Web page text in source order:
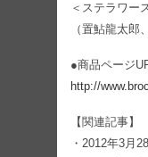
＜ステラワー
（置鮎龍太郎
●商品ページ
http://
【関連記事】
・2012年3月